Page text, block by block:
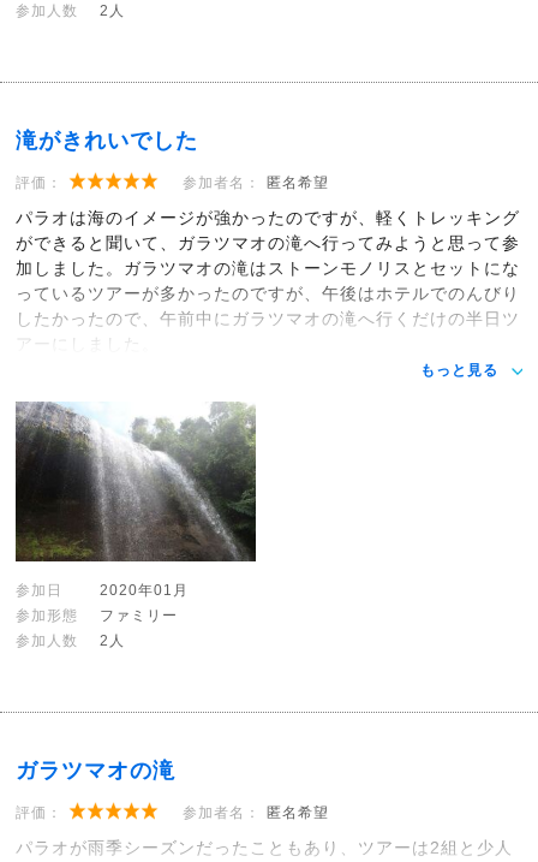
参加人数
2人
滝がきれいでした
評価： 参加者名： 匿名希望
パラオは海のイメージが強かったのですが、軽くトレッキング
ができると聞いて、ガラツマオの滝へ行ってみようと思って参
加しました。ガラツマオの滝はストーンモノリスとセットにな
っているツアーが多かったのですが、午後はホテルでのんびり
したかったので、午前中にガラツマオの滝へ行くだけの半日ツ
アーにしました。
もっと見る
参加日
2020年01月
参加形態
ファミリー
参加人数
2人
ガラツマオの滝
評価： 参加者名： 匿名希望
パラオが雨季シーズンだったこともあり、ツアーは2組と少人